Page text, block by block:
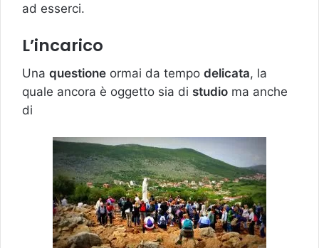
ad esserci.
L’incarico
Una questione ormai da tempo delicata, la
quale ancora è oggetto sia di studio ma anche
di